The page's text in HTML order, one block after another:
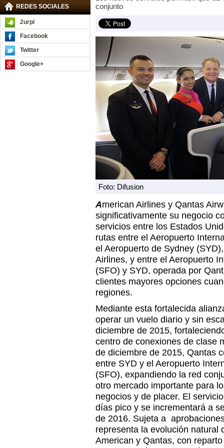
REDES SOCIALES
2urpi
Facebook
Twitter
Google+
conjunto
Foto: Difusion
American Airlines y Qantas
significativamente su negocio
servicios entre los Estados
rutas entre el Aeropuerto
el Aeropuerto de Sydney
Airlines, y entre el Aeropuerto
(SFO) y SYD, operada por
clientes mayores opciones
regiones.
Mediante esta fortalecida
operar un vuelo diario y sin
diciembre de 2015,
centro de conexiones de clase
de diciembre de 2015, Qantas
entre SYD y el Aeropuerto
(SFO), expandiendo la red
otro mercado importante para
negocios y de placer. El
días pico y se incrementará a
de 2016. Sujeta a
representa la evolución natural
American y Qantas, con